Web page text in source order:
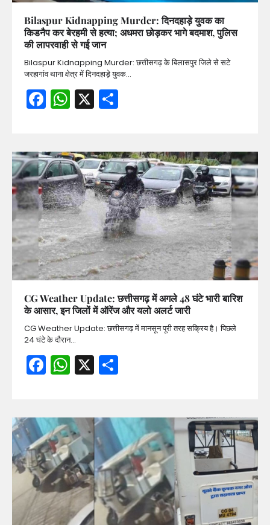
Bilaspur Kidnapping Murder: दिनदहाड़े युवक का
किडनैप कर बेरहमी से हत्या; अधमरा छोड़कर भागे बदमाश, पुलिस
की लापरवाही से गई जान
Bilaspur Kidnapping Murder: छत्तीसगढ़ के बिलासपुर जिले से सटे
जरहागांव थाना क्षेत्र में दिनदहाड़े युवक…
Facebook
WhatsApp
X
CG Weather Update: छत्तीसगढ़ में अगले 48 घंटे भारी बारिश
के आसार, इन जिलों में ऑरेंज और यलो अलर्ट जारी
CG Weather Update: छत्तीसगढ़ में मानसून पूरी तरह सक्रिय है। पिछले
24 घंटे के दौरान…
Facebook
WhatsApp
X